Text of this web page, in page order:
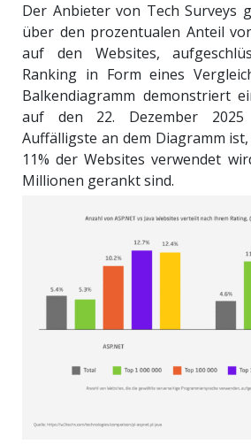
Der Anbieter von Tech Surveys
über den prozentualen Anteil von
auf den Websites,
Ranking in Form eines
Balkendiagramm demonstriert
auf den 22. Dezember
Auffälligste an dem Diagramm ist,
11% der Websites verwendet
Millionen gerankt sind.